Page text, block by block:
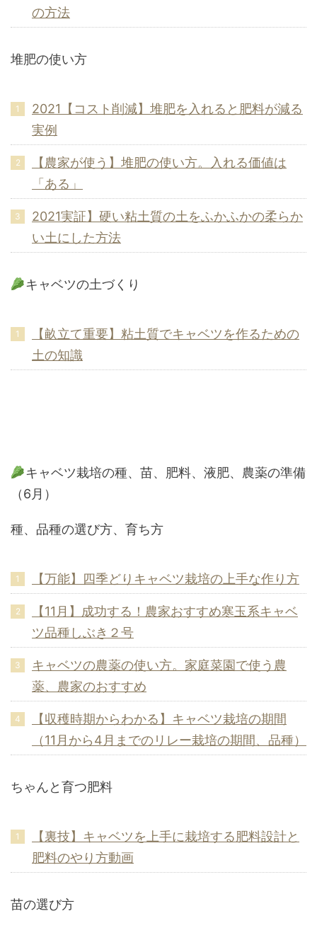
の方法
堆肥の使い方
2021【コスト削減】堆肥を入れると肥料が減る
実例
【農家が使う】堆肥の使い方。入れる価値は
「ある」
2021実証】硬い粘土質の土をふかふかの柔らか
い土にした方法
キャベツの土づくり
【畝立て重要】粘土質でキャベツを作るための
土の知識
キャベツ栽培の種、苗、肥料、液肥、農薬の準備
（6月）
種、品種の選び方、育ち方
【万能】四季どりキャベツ栽培の上手な作り方
【11月】成功する！農家おすすめ寒玉系キャベ
ツ品種しぶき２号
キャベツの農薬の使い方。家庭菜園で使う農
薬、農家のおすすめ
【収穫時期からわかる】キャベツ栽培の期間
（11月から4月までのリレー栽培の期間、品種）
ちゃんと育つ肥料
【裏技】キャベツを上手に栽培する肥料設計と
肥料のやり方動画
苗の選び方